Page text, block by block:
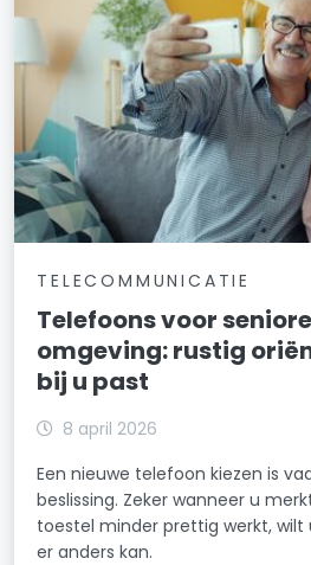
TELECOMMUNICATIE
Telefoons voor
omgeving: rustig
bij u past
8 april 2026
Een nieuwe telefoon kiezen is
beslissing. Zeker wanneer u
toestel minder prettig werkt, wilt
er anders kan.